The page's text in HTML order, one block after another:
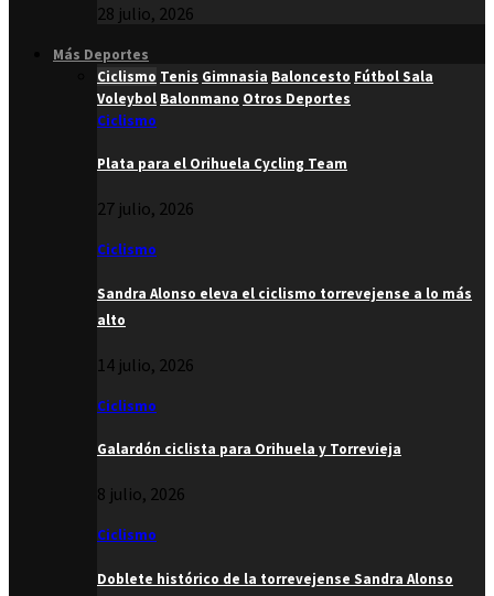
28 julio, 2026
Más Deportes
Ciclismo Tenis Gimnasia Baloncesto Fútbol Sala
Voleybol Balonmano Otros Deportes
Ciclismo
Plata para el Orihuela Cycling Team
27 julio, 2026
Ciclismo
Sandra Alonso eleva el ciclismo torrevejense a lo más
alto
14 julio, 2026
Ciclismo
Galardón ciclista para Orihuela y Torrevieja
8 julio, 2026
Ciclismo
Doblete histórico de la torrevejense Sandra Alonso